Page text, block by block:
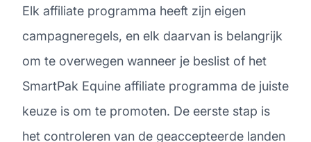
Elk affiliate programma heeft zijn eigen
campagneregels, en elk daarvan is belangrijk
om te overwegen wanneer je beslist of het
SmartPak Equine affiliate programma de juiste
keuze is om te promoten. De eerste stap is
het controleren van de geaccepteerde landen